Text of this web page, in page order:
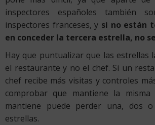
inspectores españoles también
inspectores franceses, y si no están
en conceder la tercera estrella, no
Hay que puntualizar que las estrellas
el restaurante y no el chef. Si un
chef recibe más visitas y controles
comprobar que mantiene la
mantiene puede perder una, dos
estrellas.